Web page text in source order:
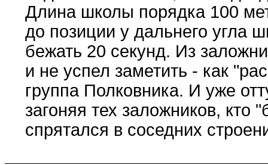
Длина школы порядка 100
до позиции у дальнего угла
бежать 20 секунд. Из
и не успел заметить - как
группа Полковника. И уже
загоняя тех заложников, кто
спрятался в соседних